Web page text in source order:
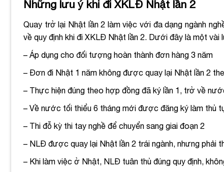
Những lưu ý khi đi XKLĐ Nhật lần 2
Quay trở lại Nhật lần 2 làm việc với đa dạng ngành
về quy định khi đi XKLĐ Nhật lần 2. Dưới đây là một
– Áp dụng cho đối tượng hoàn thành đơn hàng 3 năm
– Đơn đi Nhật 1 năm không được quay lại Nhật lần 2
– Thực hiện đúng theo hợp đồng đã ký lần 1, trở về
– Về nước tối thiểu 6 tháng mới được đăng ký làm thủ
– Thi đỗ kỳ thi tay nghề để chuyển sang giai đoạn 2
– NLĐ được quay lại Nhật lần 2 trái ngành, nhưng phải
– Khi làm việc ở Nhật, NLĐ tuân thủ đúng quy định,